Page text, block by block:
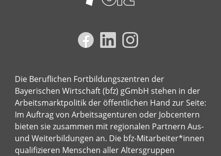
Die Beruflichen Fortbildungszentren der
Bayerischen Wirtschaft (bfz) gGmbH stehen in der
Arbeitsmarktpolitik der öffentlichen Hand zur Seite:
Im Auftrag von Arbeitsagenturen oder Jobcentern
bieten sie zusammen mit regionalen Partnern Aus-
und Weiterbildungen an. Die bfz-Mitarbeiter*innen
qualifizieren Menschen aller Altersgruppen